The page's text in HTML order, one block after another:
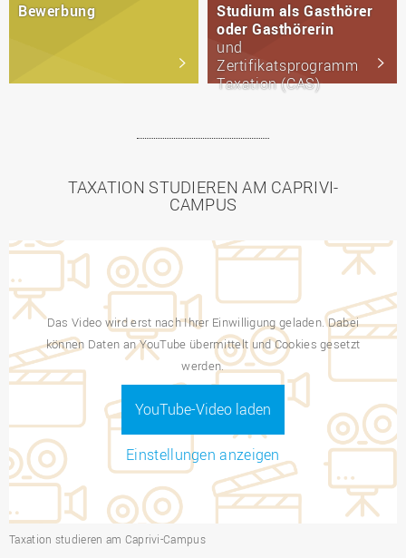
Bewerbung
Studium als Gasthörer
oder Gasthörerin
und
Zertifikatsprogramm
Taxation (CAS)
TAXATION STUDIEREN AM CAPRIVI-
CAMPUS
Das Video wird erst nach Ihrer Einwilligung geladen. Dabei
können Daten an YouTube übermittelt und Cookies gesetzt
werden.
YouTube-Video laden
Einstellungen anzeigen
Taxation studieren am Caprivi-Campus